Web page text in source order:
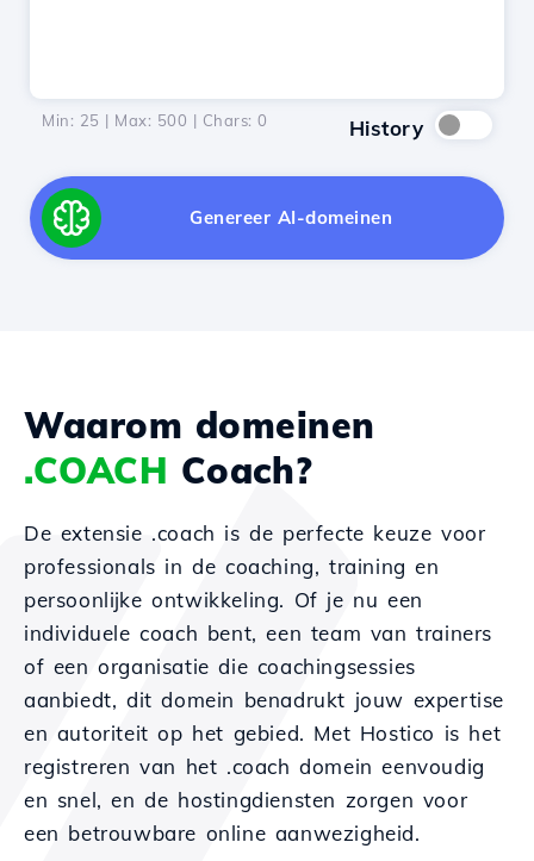
Min: 25 | Max: 500 | Chars: 0 History
Genereer AI-domeinen
Waarom domeinen
.COACH Coach?
De extensie .coach is de perfecte keuze voor
professionals in de coaching, training en
persoonlijke ontwikkeling. Of je nu een
individuele coach bent, een team van trainers
of een organisatie die coachingsessies
aanbiedt, dit domein benadrukt jouw expertise
en autoriteit op het gebied. Met Hostico is het
registreren van het .coach domein eenvoudig
en snel, en de hostingdiensten zorgen voor
een betrouwbare online aanwezigheid.